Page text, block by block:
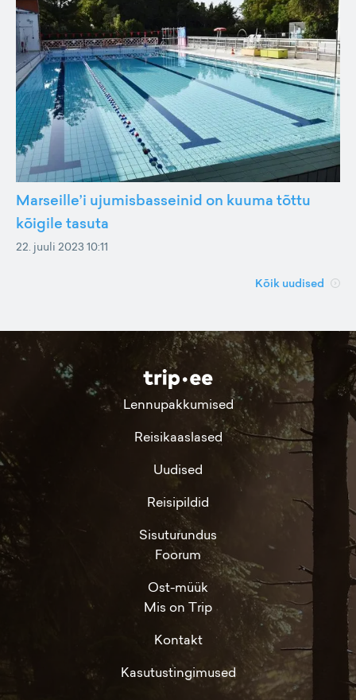
Marseille’i ujumisbasseinid on kuuma tõttu
kõigile tasuta
22. juuli 2023 10:11
Kõik uudised
Lennupakkumised
Reisikaaslased
Uudised
Reisipildid
Sisuturundus
Foorum
Ost-müük
Mis on Trip
Kontakt
Kasutustingimused